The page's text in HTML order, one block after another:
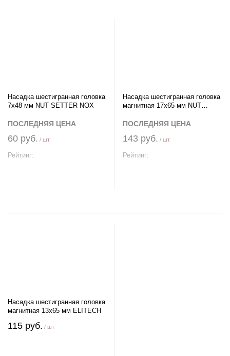
Насадка шестигранная головка
7х48 мм NUT SETTER NOX
ПОСЛЕДНЯЯ ЦЕНА
60 руб. / шт
Рейтинг:
Насадка шестигранная головка
магнитная 17х65 мм NUT
ПОСЛЕДНЯЯ ЦЕНА
143 руб. / шт
Рейтинг:
Насадка шестигранная головка
магнитная 13х65 мм ELITECH
115 руб. / шт